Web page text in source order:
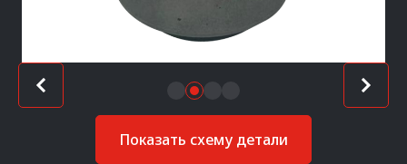
Показать схему детали